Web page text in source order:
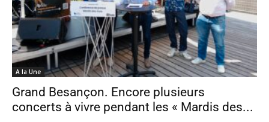
A la Une
Grand Besançon. Encore plusieurs
concerts à vivre pendant les « Mardis des...